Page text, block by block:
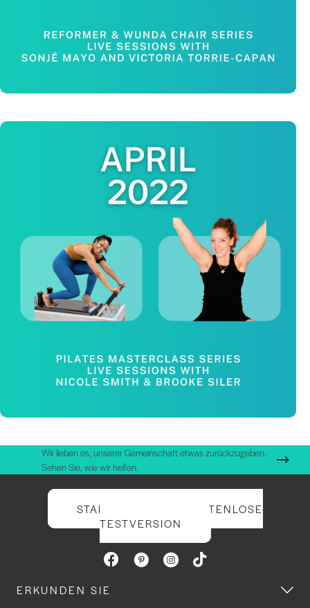
Wir lieben es, unserer Gemeinschaft etwas zurückzugeben.
Sehen Sie, wie wir helfen.
STARTEN SIE IHRE KOSTENLOSE
TESTVERSION
ERKUNDEN SIE